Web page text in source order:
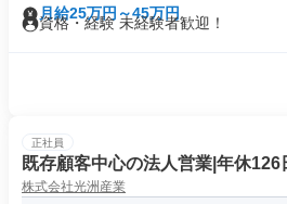
月給25万円～45万円
資格・経験 未経験者歓迎！
正社員
既存顧客中心の法人営業|年休
株式会社光洲産業